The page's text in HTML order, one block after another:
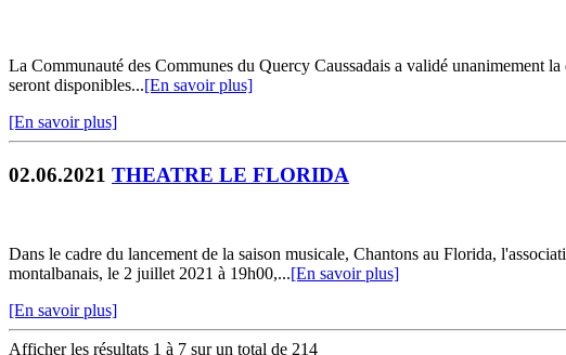
La Communauté des Communes du Quercy Caussadais a validé unanimement
seront disponibles...[En savoir plus]
[En savoir plus]
02.06.2021 THEATRE LE FLORIDA
Dans le cadre du lancement de la saison musicale, Chantons au Florida,
montalbanais, le 2 juillet 2021 à 19h00,...[En savoir plus]
[En savoir plus]
Afficher les résultats 1 à 7 sur un total de 214